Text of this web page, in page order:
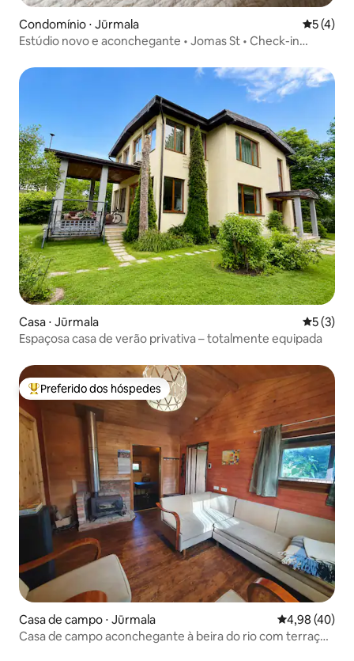
Condomínio ⋅ Jūrmala 5 de
5 (4)
Estúdio novo e aconchegante • Jomas St • Check-in
Casa ⋅ Jūrmala 5 de
5 (3)
Espaçosa casa de verão privativa – totalmente equipada
Entre os melhores preferidos dos hóspedes
Preferido dos hóspedes
Casa de campo ⋅ Jūrmala 4,98 de uma
4,98 (40)
Casa de campo aconchegante à beira do rio com terraço